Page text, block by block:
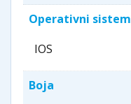
Operativni sistem
IOS
Boja